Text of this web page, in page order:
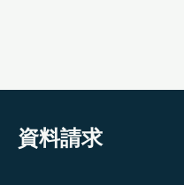
資料請求